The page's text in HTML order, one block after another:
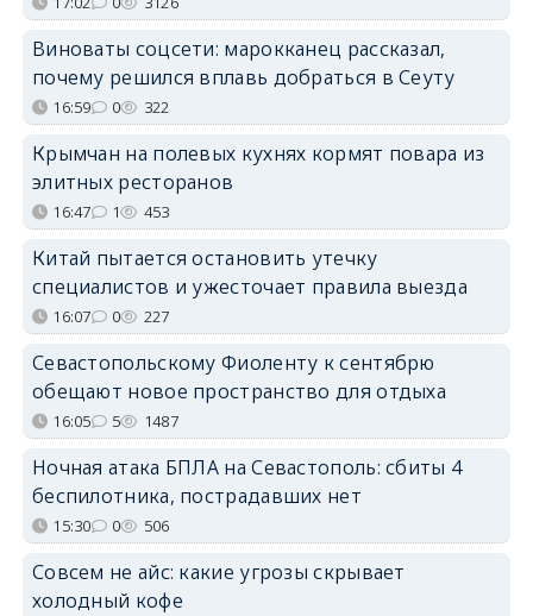
Виноваты соцсети: марокканец рассказал,
почему решился вплавь добраться в Сеуту
16:59 0 322
Крымчан на полевых кухнях кормят повара из
элитных ресторанов
16:47 1 453
Китай пытается остановить утечку
специалистов и ужесточает правила выезда
16:07 0 227
Севастопольскому Фиоленту к сентябрю
обещают новое пространство для отдыха
16:05 5 1487
Ночная атака БПЛА на Севастополь: сбиты 4
беспилотника, пострадавших нет
15:30 0 506
Совсем не айс: какие угрозы скрывает
холодный кофе